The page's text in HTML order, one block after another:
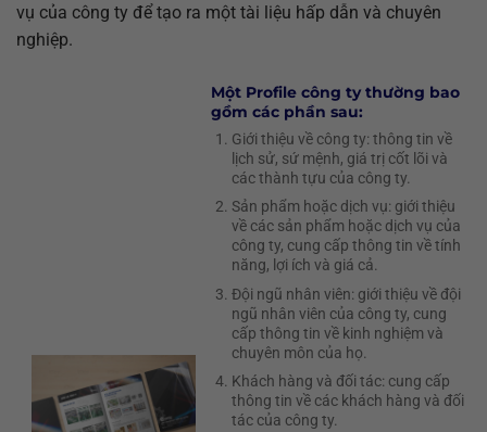
vụ của công ty để tạo ra một tài liệu hấp dẫn và chuyên
nghiệp.
Một Profile công ty thường bao
gồm các phần sau:
Giới thiệu về công ty: thông tin về
lịch sử, sứ mệnh, giá trị cốt lõi và
các thành tựu của công ty.
Sản phẩm hoặc dịch vụ: giới thiệu
về các sản phẩm hoặc dịch vụ của
công ty, cung cấp thông tin về tính
năng, lợi ích và giá cả.
Đội ngũ nhân viên: giới thiệu về đội
ngũ nhân viên của công ty, cung
cấp thông tin về kinh nghiệm và
chuyên môn của họ.
Khách hàng và đối tác: cung cấp
thông tin về các khách hàng và đối
tác của công ty.